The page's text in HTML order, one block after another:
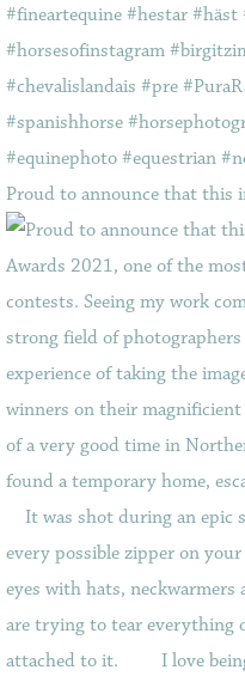
Proud to announce that this